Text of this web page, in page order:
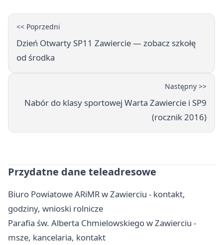
<< Poprzedni
Dzień Otwarty SP11 Zawiercie — zobacz szkołę
od środka
Następny >>
Nabór do klasy sportowej Warta Zawiercie i SP9
(rocznik 2016)
Przydatne dane teleadresowe
Biuro Powiatowe ARiMR w Zawierciu - kontakt,
godziny, wnioski rolnicze
Parafia św. Alberta Chmielowskiego w Zawierciu -
msze, kancelaria, kontakt